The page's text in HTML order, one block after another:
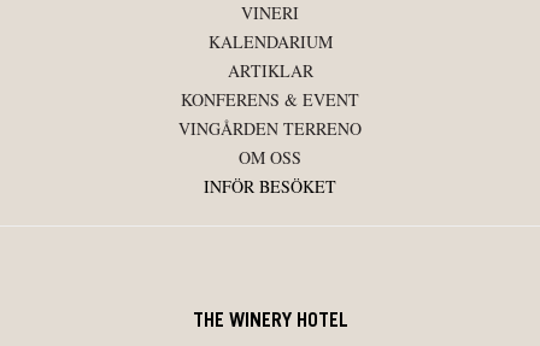
VINERI
KALENDARIUM
ARTIKLAR
KONFERENS & EVENT
VINGÅRDEN TERRENO
OM OSS
INFÖR BESÖKET
THE WINERY HOTEL